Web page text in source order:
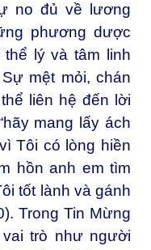
no đủ về lương
phương dược
lý và tâm linh
Sự mệt mỏi, chán
liên hệ đến lời
mang lấy ách
Tôi có lòng hiền
hồn anh em tìm
tốt lành và gánh
Trong Tin Mừng
trò như người